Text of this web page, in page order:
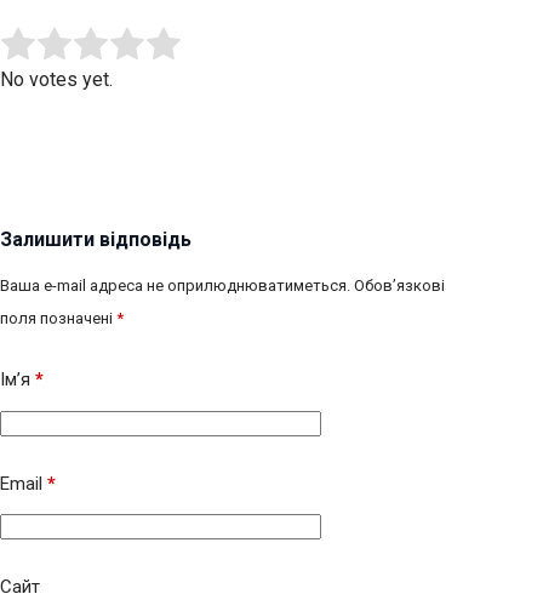
Rate this item:
No votes yet.
Залишити відповідь
Ваша e-mail адреса не оприлюднюватиметься. Обов’язкові
поля позначені *
Ім’я *
Email *
Сайт